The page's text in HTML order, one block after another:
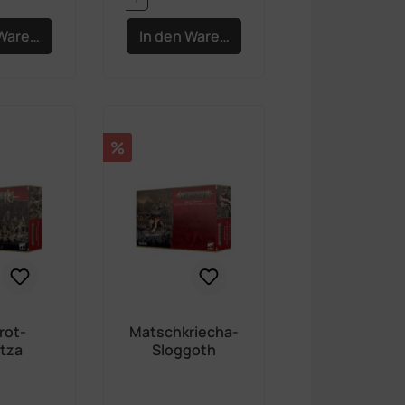
In den Warenkorb
Rabatt
%
Matschkriecha-
Sloggoth